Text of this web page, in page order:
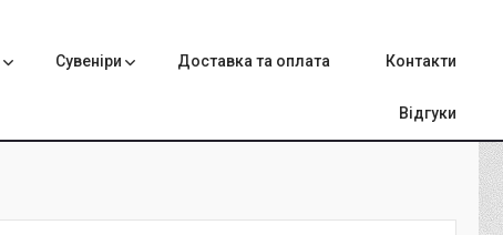
Сувеніри Доставка та оплата Контакти
Відгуки